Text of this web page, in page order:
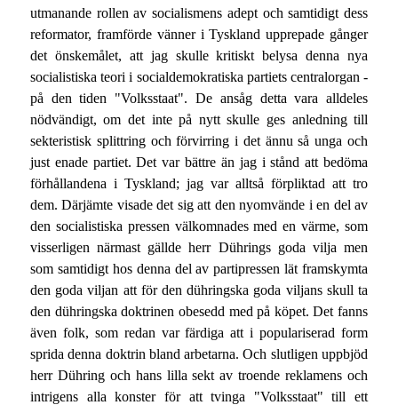
utmanande rollen av socialismens adept och samtidigt dess
reformator, framförde vänner i Tyskland upprepade gånger
det önskemålet, att jag skulle kritiskt belysa denna nya
socialistiska teori i socialdemokratiska partiets centralorgan -
på den tiden "Volksstaat". De ansåg detta vara alldeles
nödvändigt, om det inte på nytt skulle ges anledning till
sekteristisk splittring och förvirring i det ännu så unga och
just enade partiet. Det var bättre än jag i stånd att bedöma
förhållandena i Tyskland; jag var alltså förpliktad att tro
dem. Därjämte visade det sig att den nyomvände i en del av
den socialistiska pressen välkomnades med en värme, som
visserligen närmast gällde herr Dührings goda vilja men
som samtidigt hos denna del av partipressen lät framskymta
den goda viljan att för den dühringska goda viljans skull ta
den dühringska doktrinen obesedd med på köpet. Det fanns
även folk, som redan var färdiga att i populariserad form
sprida denna doktrin bland arbetarna. Och slutligen uppbjöd
herr Dühring och hans lilla sekt av troende reklamens och
intrigens alla konster för att tvinga "Volksstaat" till ett